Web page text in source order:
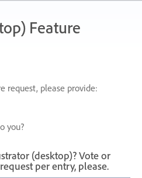
Feature
request, please provide:
you?
(desktop)? Vote or
per entry, please.